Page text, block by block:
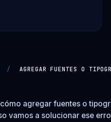
/
AGREGAR FUENTES O
agregar fuentes o
vamos a solucionar ese